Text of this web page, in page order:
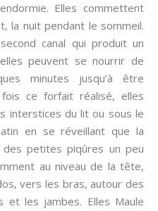
Elles commettent
la nuit pendant le sommeil.
canal qui produit un
peuvent se nourrir de
minutes jusqu’à être
ce forfait réalisé, elles
interstices du lit ou sous le
en se réveillant que la
des petites piqûres un peu
au niveau de la tête,
vers les bras, autour des
et les jambes. Elles Maule